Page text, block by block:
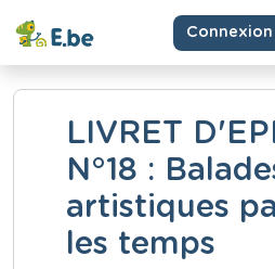
LIVRET
N°18 :
artistiques
les temps